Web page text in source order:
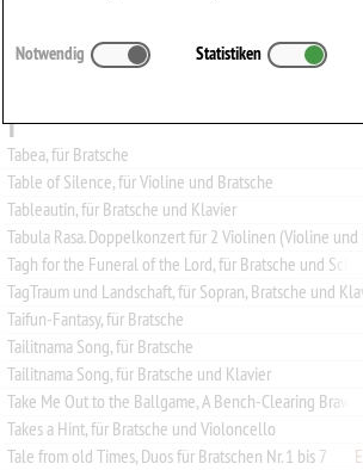
C D I J
T U Z 0-9
T
Tabea, für Bratsche
Table of Silence, für Violine und Bratsche
Tableautin, für Bratsche und Klavier
Tagh for the Funeral of the Lord, für Bratsche und
TagTraum und Landschaft, für Sopran, Bratsche und
Taifun-Fantasy, für Bratsche
Tailitnama Song, für Bratsche
Tailitnama Song, für Bratsche und Klavier
Take Me Out to the Ballgame, A Bench-Clearing
Takes a Hint, für Bratsche und Violoncello
Tale from old Times, Duos für Bratschen Nr. 1 bis 7
Notwendig Statistiken